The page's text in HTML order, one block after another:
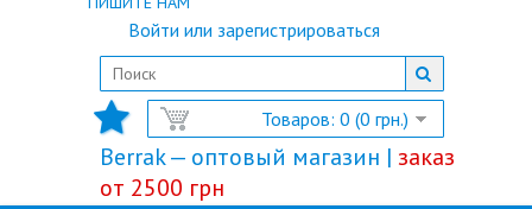
Товаров: 0 (0 грн.)
Войти или зарегистрироваться
Berrak — оптовый магазин | заказ
от 2500 грн